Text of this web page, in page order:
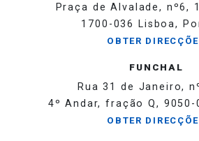
Praça de Alvalade, nº6,
1700-036 Lisboa,
OBTER
FUNCHAL
Rua 31 de Janeiro,
4º Andar, fração Q, 9050-
OBTER